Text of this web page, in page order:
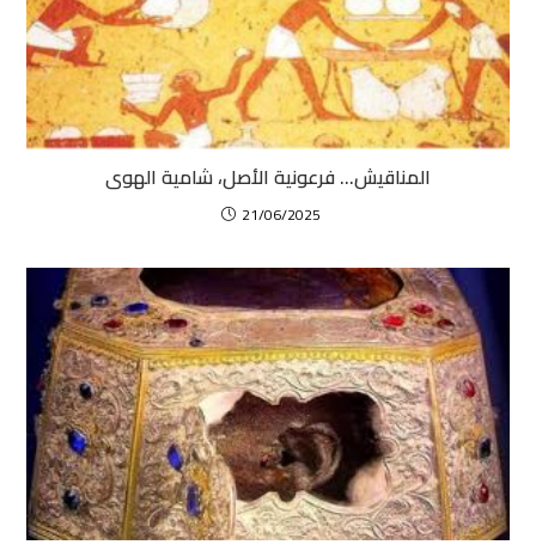
المناقيش… فرعونية الأصل، شامية الهوى
21/06/2025